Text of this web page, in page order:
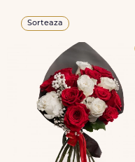
Sorteaza